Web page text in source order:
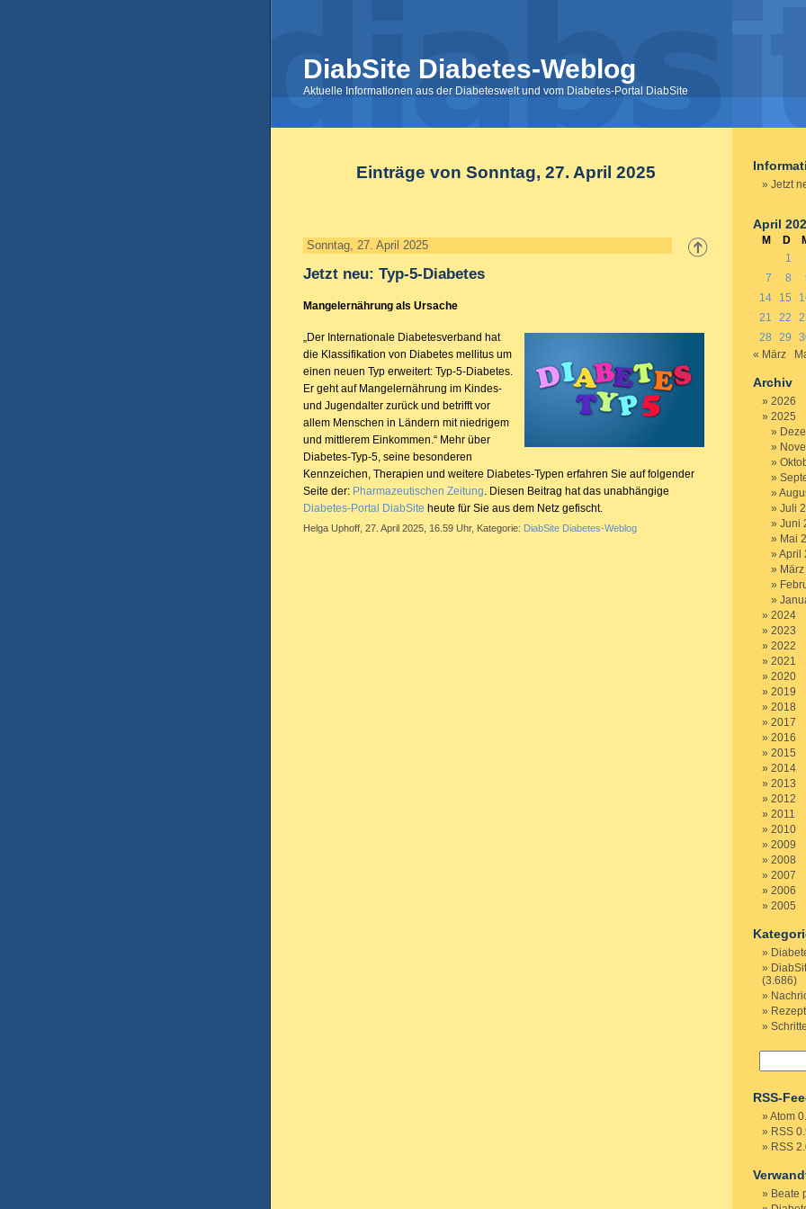
DiabSite Diabetes-Weblog
Aktuelle Informationen aus der Diabeteswelt und vom Diabetes-Portal DiabSite
Einträge von Sonntag, 27. April 2025
Sonntag, 27. April 2025
Jetzt neu: Typ-5-Diabetes
Mangelernährung als Ursache
„Der Internationale Diabetesverband hat
die Klassifikation von Diabetes mellitus um
einen neuen Typ erweitert: Typ-5-Diabetes.
Er geht auf Mangelernährung im Kindes-
und Jugendalter zurück und betrifft vor
allem Menschen in Ländern mit niedrigem
und mittlerem Einkommen.“ Mehr über
Diabetes-Typ-5, seine besonderen
Kennzeichen, Therapien und weitere Diabetes-Typen erfahren Sie auf folgender
Seite der: Pharmazeutischen Zeitung. Diesen Beitrag hat das unabhängige
Diabetes-Portal DiabSite heute für Sie aus dem Netz gefischt.
Helga Uphoff, 27. April 2025, 16.59 Uhr, Kategorie: DiabSite Diabetes-Weblog
Jetzt
April
M D
1
7
8
14
15
21
22
28
29
« März
Archiv
2026
2025
Juli
Juni
Mai
April
2024
2023
2022
2021
2020
2019
2018
2017
2016
2015
2014
2013
2012
2011
2010
2009
2008
2007
2006
2005
(3.686)
RSS-
Atom
RSS
RSS
Beate